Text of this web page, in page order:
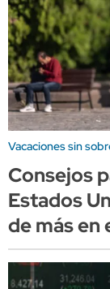
Vacaciones sin
Consejos
Estados
de más en